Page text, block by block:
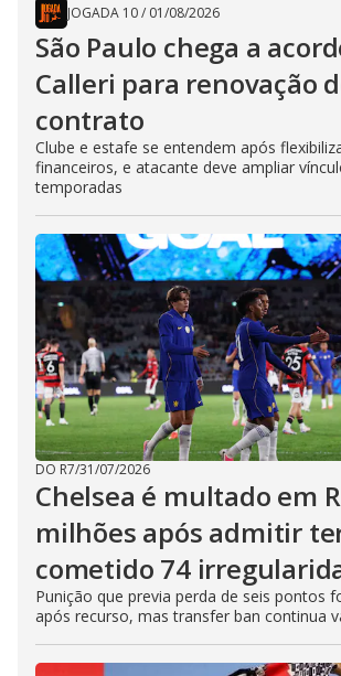
JOGADA 10/ 01/08/2026
São Paulo chega a
Calleri para renovação
contrato
Clube e estafe se entendem após
financeiros, e atacante deve ampliar
temporadas
DO R7/31/07/2026
Chelsea é multado em
milhões após admitir
cometido 74
Punição que previa perda de seis pontos
após recurso, mas transfer ban continua